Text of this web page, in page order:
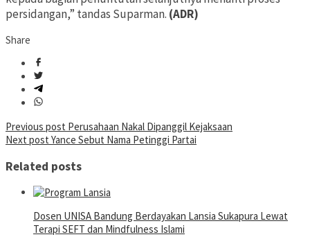
persidangan,” tandas Suparman. (ADR)
Share
Post
navigation
Previous post Perusahaan Nakal Dipanggil Kejaksaan
Next post Yance Sebut Nama Petinggi Partai
Related posts
Dosen UNISA Bandung Berdayakan Lansia Sukapura Lewat
Terapi SEFT dan Mindfulness Islami